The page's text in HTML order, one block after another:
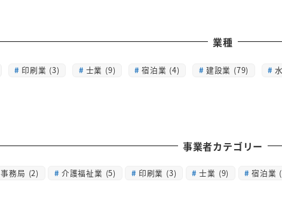
業種
印刷業 (3) 士業 (9) 宿泊業 (4) 建設業 (79)
事業者カテゴリー
事務局 (2) 介護福祉業 (5) 印刷業 (3) 士業 (9) 宿泊業